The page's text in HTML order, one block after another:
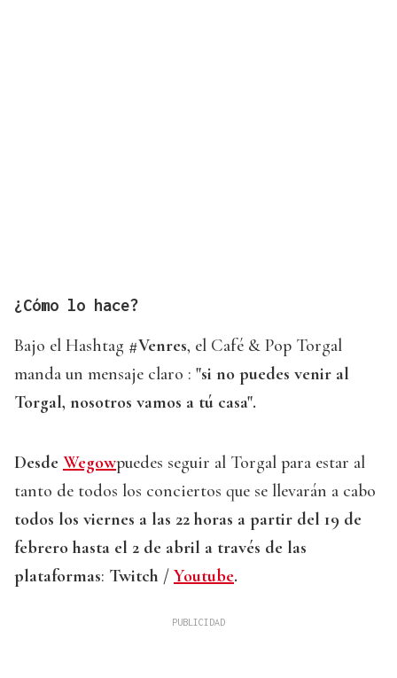
¿Cómo lo hace?
Bajo el Hashtag #Venres, el Café & Pop Torgal
manda un mensaje claro : "si no puedes venir al
Torgal, nosotros vamos a tú casa".
Desde Wegowpuedes seguir al Torgal para estar al
tanto de todos los conciertos que se llevarán a cabo
todos los viernes a las 22 horas a partir del 19 de
febrero hasta el 2 de abril a través de las
plataformas: Twitch / Youtube.